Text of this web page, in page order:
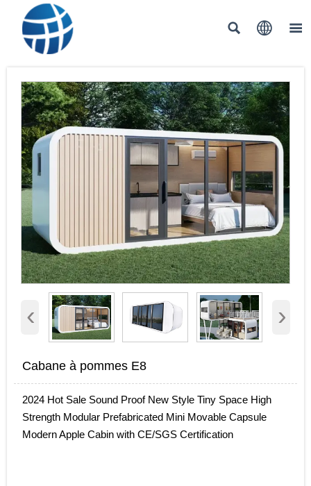
  
‹ ›
Cabane à pommes E8
2024 Hot Sale Sound Proof New Style Tiny Space High
Strength Modular Prefabricated Mini Movable Capsule
Modern Apple Cabin with CE/SGS Certification